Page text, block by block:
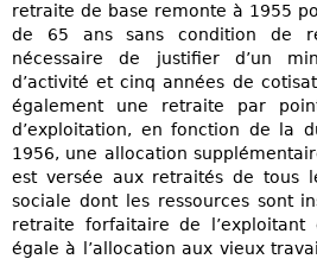
retraite de base remonte à 1955
de 65 ans sans condition de
nécessaire de justifier d’un
d’activité et cinq années de
également une retraite par
d’exploitation, en fonction de la
1956, une allocation
est versée aux retraités de tous
sociale dont les ressources sont
retraite forfaitaire de
égale à l’allocation aux vieux